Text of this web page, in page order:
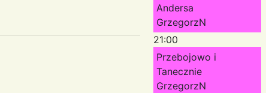
Andersa
GrzegorzN
21:00
Przebojowo i
Tanecznie
GrzegorzN